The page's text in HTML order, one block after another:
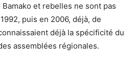
et rebelles ne sont pas
puis en 2006, déjà, de
déjà la spécificité du
assemblées régionales.